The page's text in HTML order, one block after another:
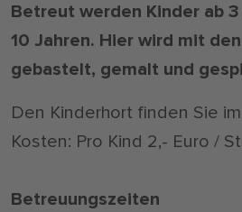
Betreut werden Kinder ab
10 Jahren. Hier wird mit
gebastelt, gemalt und
Den Kinderhort finden Sie
Kosten: Pro Kind 2,- Euro /
Betreuungszeiten